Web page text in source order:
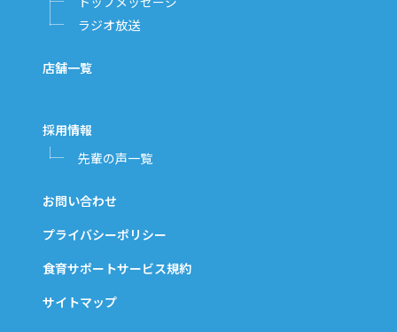
ラジオ放送
店舗一覧
採用情報
先輩の声一覧
お問い合わせ
プライバシーポリシー
食育サポートサービス規約
サイトマップ